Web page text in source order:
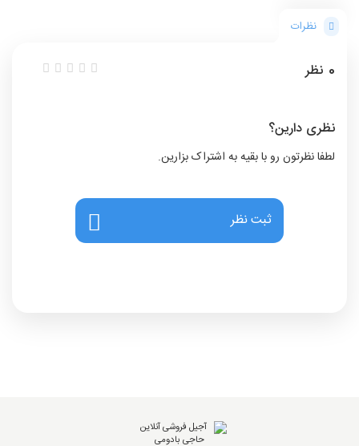
نظرات
0 نظر
نظری دارین؟
لطفا نظرتون رو با بقیه به اشتراک بزارین.
ثبت نظر